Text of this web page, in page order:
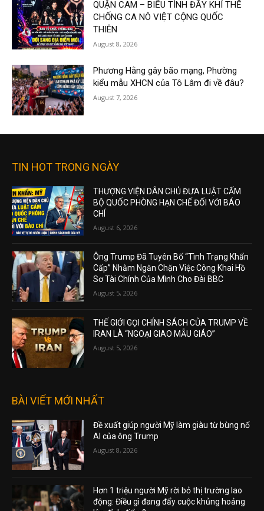
QUẬN CAM – BIỂU TÌNH ĐẦY KHÍ THẾ
CHỐNG CA NÔ VIỆT CỘNG QUỐC
THIÊN
August 8, 2026
Phương Hằng gây bão mạng, Phường
kiểu mẫu XHCN của Tô Lâm đi về đâu?
August 7, 2026
TIN HOT TRONG NGÀY
THƯỢNG VIỆN DÂN CHỦ ĐƯA LUẬT CẤM
BỘ QUỐC PHÒNG HẠN CHẾ ĐỐI VỚI BÁO
CHÍ
August 6, 2026
Ông Trump Đã Tuyên Bố “Tình Trạng Khẩn
Cấp” Nhằm Ngăn Chặn Việc Công Khai Hồ
Sơ Tài Chính Của Mình Cho Đài BBC
August 5, 2026
THẾ GIỚI GỌI CHÍNH SÁCH CỦA TRUMP VỀ
IRAN LÀ “NGOẠI GIAO MẪU GIÁO”
August 5, 2026
BÀI VIẾT MỚI NHẤT
Đề xuất giúp người Mỹ làm giàu từ bùng nổ
AI của ông Trump
August 8, 2026
Hơn 1 triệu người Mỹ rời bỏ thị trường lao
động: Điều gì đang đẩy cuộc khủng hoảng